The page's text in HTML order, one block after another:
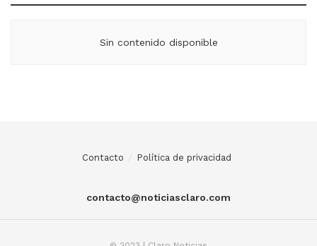
Sin contenido disponible
Contacto Política de privacidad
contacto@noticiasclaro.com